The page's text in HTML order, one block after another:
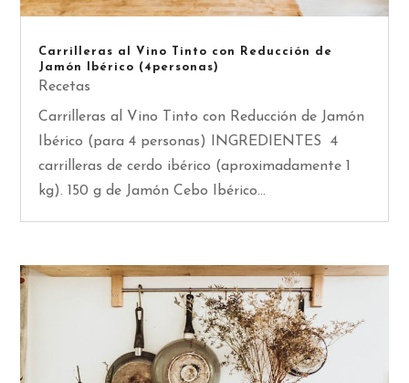
Carrilleras al Vino Tinto con Reducción de
Jamón Ibérico (4personas)
Recetas
Carrilleras al Vino Tinto con Reducción de Jamón
Ibérico (para 4 personas) INGREDIENTES 4
carrilleras de cerdo ibérico (aproximadamente 1
kg). 150 g de Jamón Cebo Ibérico...